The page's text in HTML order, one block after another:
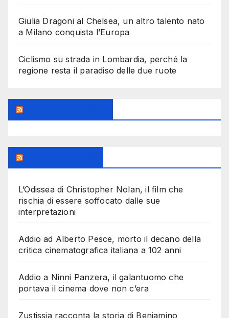
Giulia Dragoni al Chelsea, un altro talento nato
a Milano conquista l’Europa
Ciclismo su strada in Lombardia, perché la
regione resta il paradiso delle due ruote
L’Odissea di Christopher Nolan, il film che
rischia di essere soffocato dalle sue
interpretazioni
Addio ad Alberto Pesce, morto il decano della
critica cinematografica italiana a 102 anni
Addio a Ninni Panzera, il galantuomo che
portava il cinema dove non c’era
Zustissia racconta la storia di Beniamino